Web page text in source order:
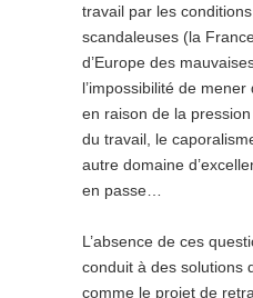
travail par les
scandaleuses (la
d’Europe des
l’impossibilité de
en raison de la
du travail, le
autre domaine
en passe…
L’absence de ces
conduit à des solutions
comme le projet de